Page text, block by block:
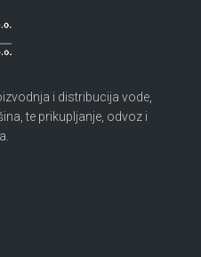
i distribucija vode,
te prikupljanje, odvoz i